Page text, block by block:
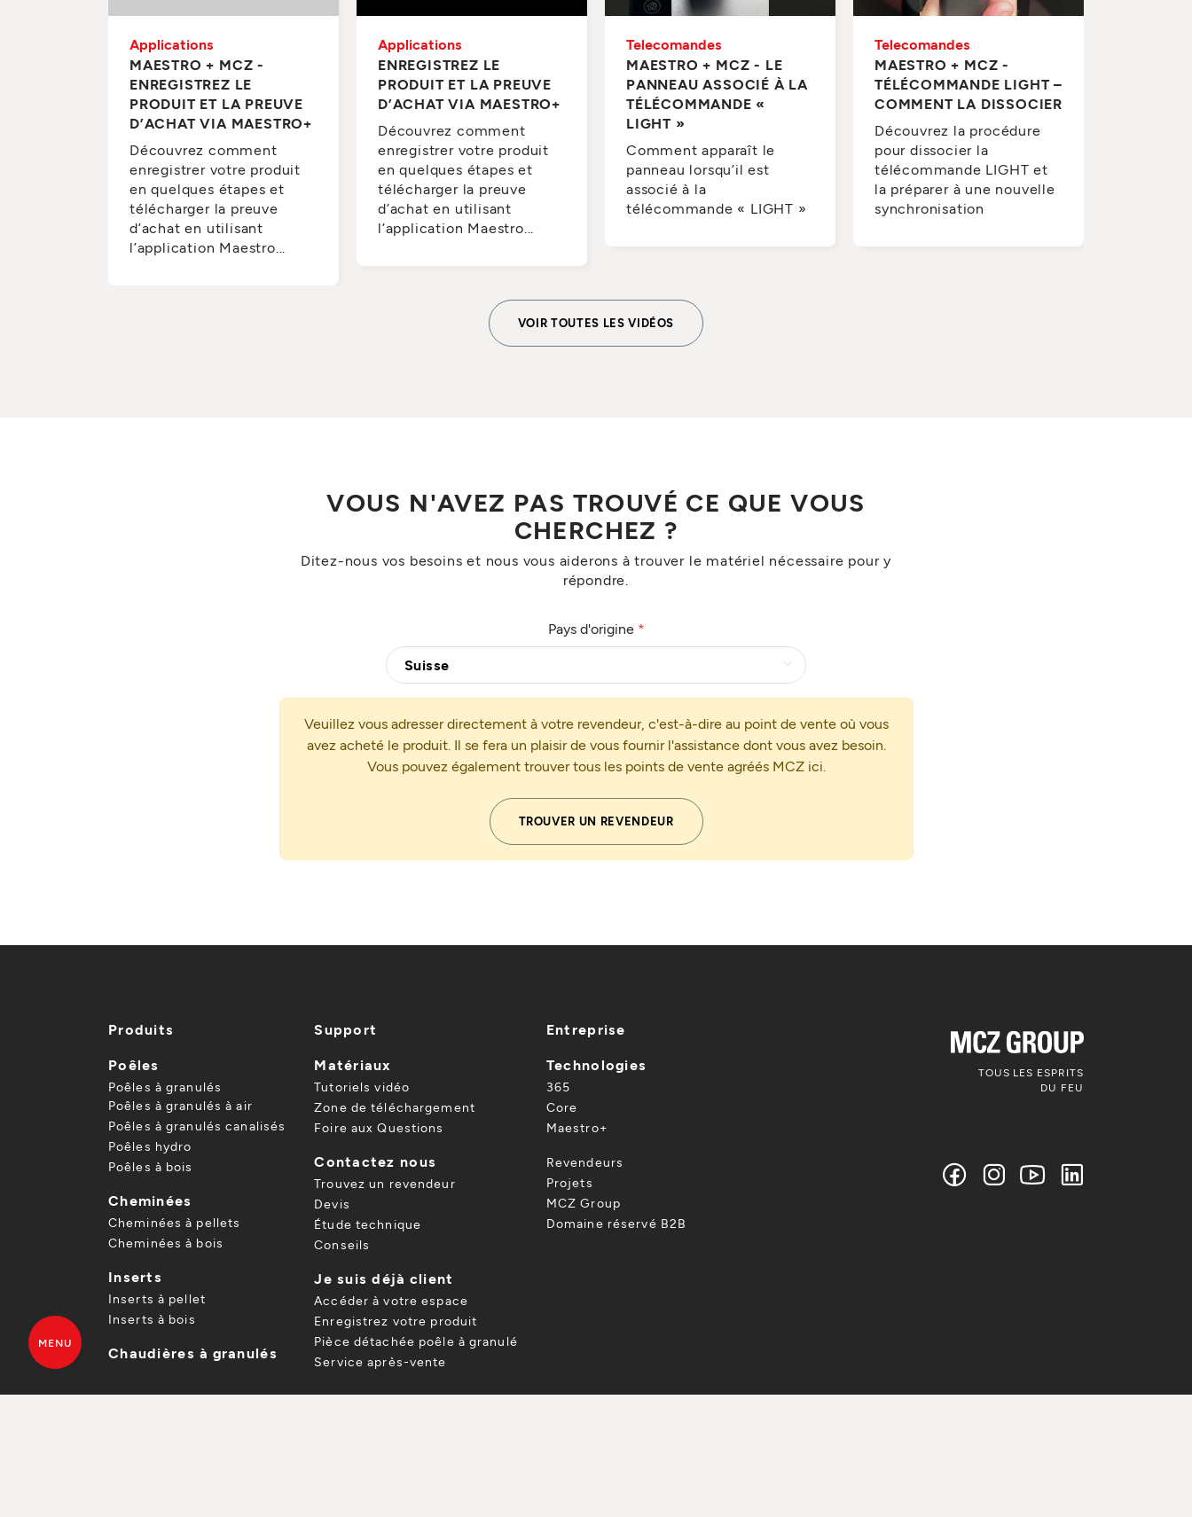
Applications
MAESTRO + MCZ -
ENREGISTREZ LE
PRODUIT ET LA PREUVE
D’ACHAT VIA MAESTRO+
Découvrez comment
enregistrer votre produit
en quelques étapes et
télécharger la preuve
d’achat en utilisant
l’application Maestro...
Applications
ENREGISTREZ LE
PRODUIT ET LA PREUVE
D’ACHAT VIA MAESTRO+
Découvrez comment
enregistrer votre produit
en quelques étapes et
télécharger la preuve
d’achat en utilisant
l’application Maestro...
Telecomandes
MAESTRO + MCZ - LE
PANNEAU ASSOCIÉ À LA
TÉLÉCOMMANDE «
LIGHT »
Comment apparaît le
panneau lorsqu’il est
associé à la
télécommande « LIGHT »
Telecomandes
MAESTRO + MCZ -
TÉLÉCOMMANDE LIGHT –
COMMENT LA DISSOCIER
Découvrez la procédure
pour dissocier la
télécommande LIGHT et
la préparer à une nouvelle
synchronisation
VOIR TOUTES LES VIDÉOS
VOUS N'AVEZ PAS TROUVÉ CE QUE VOUS
CHERCHEZ ?
Ditez-nous vos besoins et nous vous aiderons à trouver le matériel nécessaire pour y
répondre.
Pays d'origine *
Veuillez vous adresser directement à votre revendeur, c'est-à-dire au point de vente où vous
avez acheté le produit. Il se fera un plaisir de vous fournir l'assistance dont vous avez besoin.
Vous pouvez également trouver tous les points de vente agréés MCZ ici.
TROUVER UN REVENDEUR
Produits
Poêles
Poêles à granulés
Poêles à granulés à air
Poêles à granulés canalisés
Poêles hydro
Poêles à bois
Cheminées
Cheminées à pellets
Cheminées à bois
Inserts
Inserts à pellet
Inserts à bois
Chaudières à granulés
Support
Matériaux
Tutoriels vidéo
Zone de téléchargement
Foire aux Questions
Contactez nous
Trouvez un revendeur
Devis
Étude technique
Conseils
Je suis déjà client
Accéder à votre espace
Enregistrez votre produit
Pièce détachée poêle à granulé
Service après-vente
Entreprise
Technologies
365
Core
Maestro+
Revendeurs
Projets
MCZ Group
Domaine réservé B2B
TOUS LES ESPRITS
DU FEU
MENU